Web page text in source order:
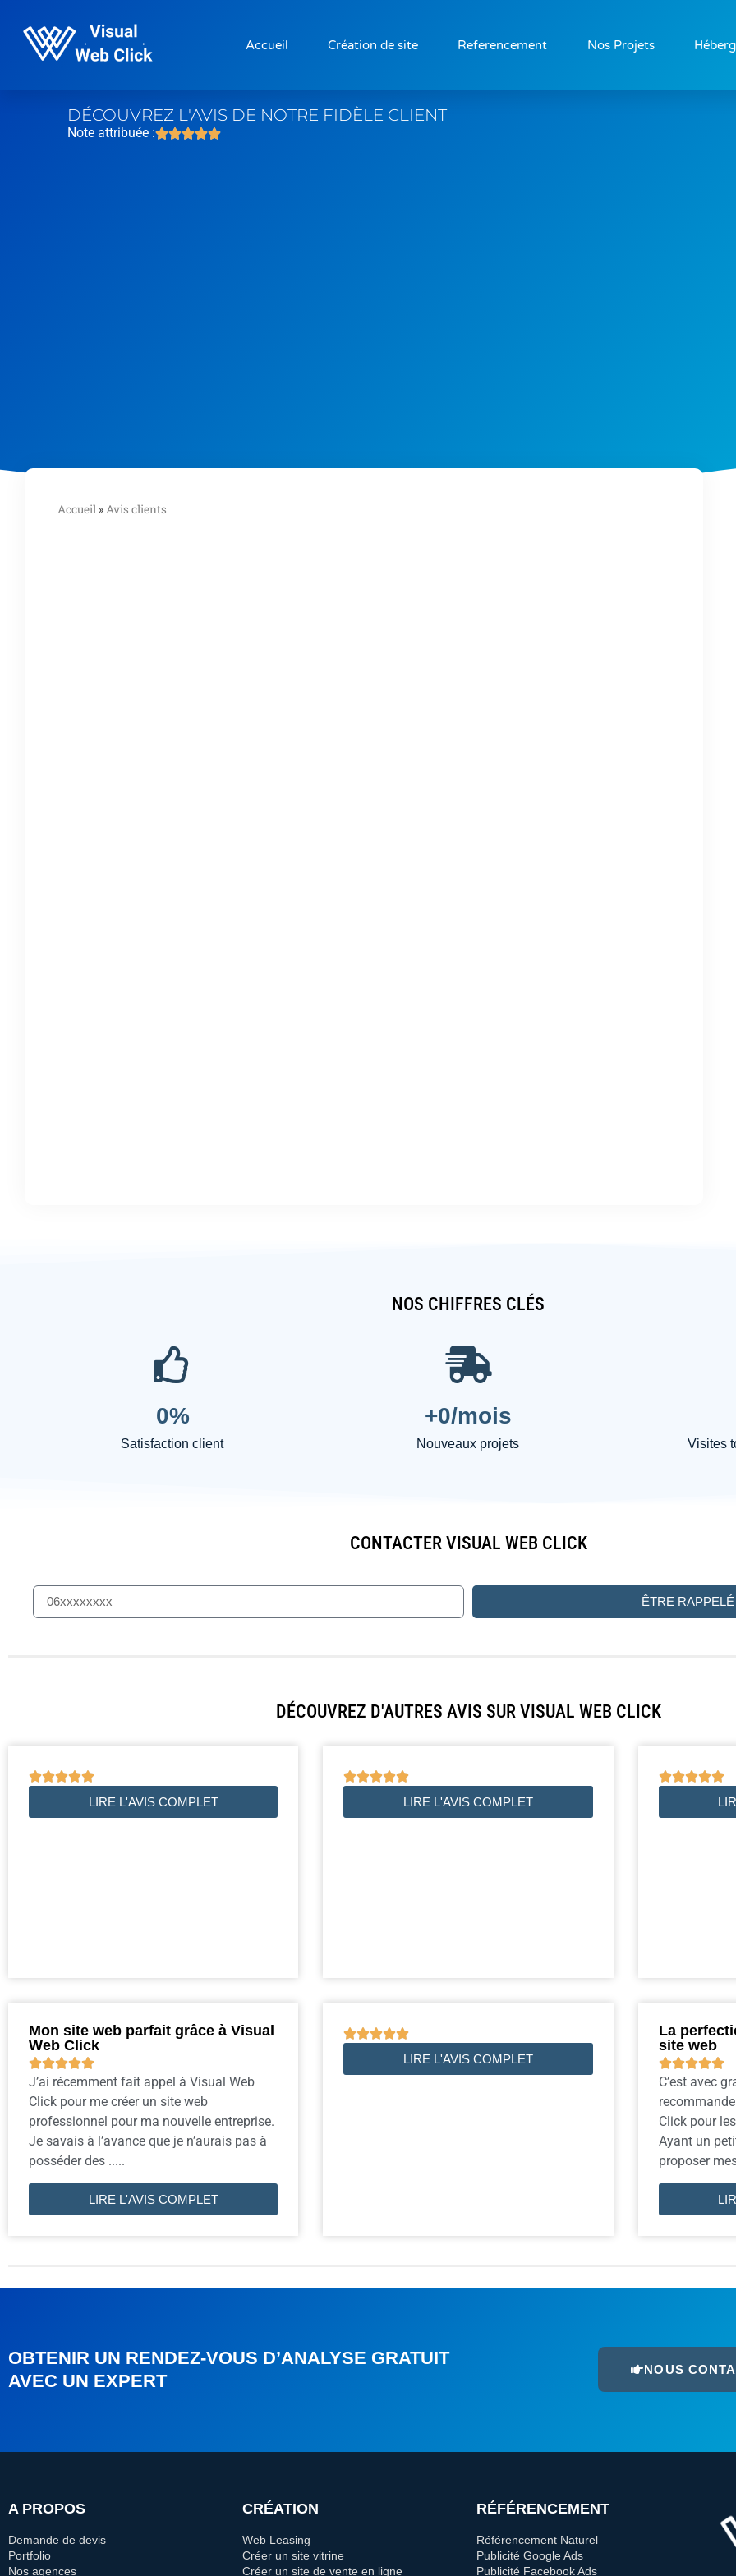
Accueil Création de site Referencement Nos Projets
DÉCOUVREZ L'AVIS DE NOTRE FIDÈLE CLIENT
Note attribuée :
Accueil »Avis clients
NOS CHIFFRES CLÉS
Satisfaction client
0%
Nouveaux projets
+0/mois
Visites
CONTACTER VISUAL WEB CLICK
ÊTRE RAPPELÉ
DÉCOUVREZ D'AUTRES AVIS SUR VISUAL WEB CLICK

LIRE L'AVIS COMPLET

LIRE L'AVIS COMPLET

Mon site web parfait grâce à Visual
Web Click

J’ai récemment fait appel à Visual Web
Click pour me créer un site web
professionnel pour ma nouvelle entreprise.
Je savais à l’avance que je n’aurais pas à
posséder des .....
LIRE L'AVIS COMPLET

LIRE L'AVIS COMPLET
La
site web

C’est avec
Click pour
Ayant un
proposer
OBTENIR UN RENDEZ-VOUS D’ANALYSE GRATUIT
AVEC UN EXPERT
NOUS
A PROPOS
Demande de devis
Portfolio
Nos agences
CRÉATION
Web Leasing
Créer un site vitrine
Créer un site de vente en ligne
RÉFÉRENCEMENT
Référencement Naturel
Publicité Google Ads
Publicité Facebook Ads